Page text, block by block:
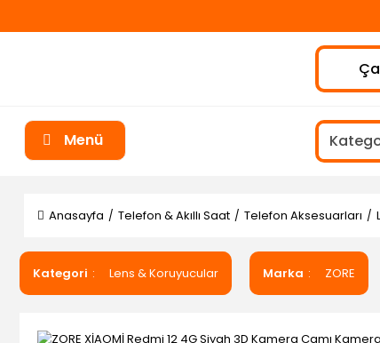
Menü
Anasayfa Telefon & Akıllı Saat Telefon Aksesuarları
Kategori Lens & Koruyucular Marka ZORE